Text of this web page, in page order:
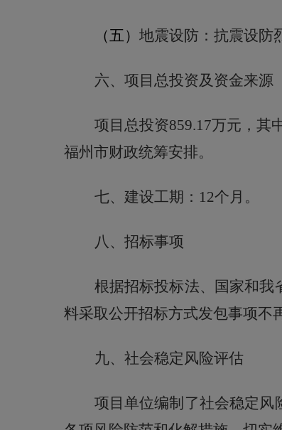
（五） 地震设防：抗震设防
六、项目总投资及资金来源
项目总投资859.17万元，其
福州市财政统筹安排。
七、建设工期： 12个月 。
八、招标事项
根据招标投标法、国家和我
料采取公开招标方式发包事项不
九、社会稳定风险评估
项目单位编制了社会稳定风